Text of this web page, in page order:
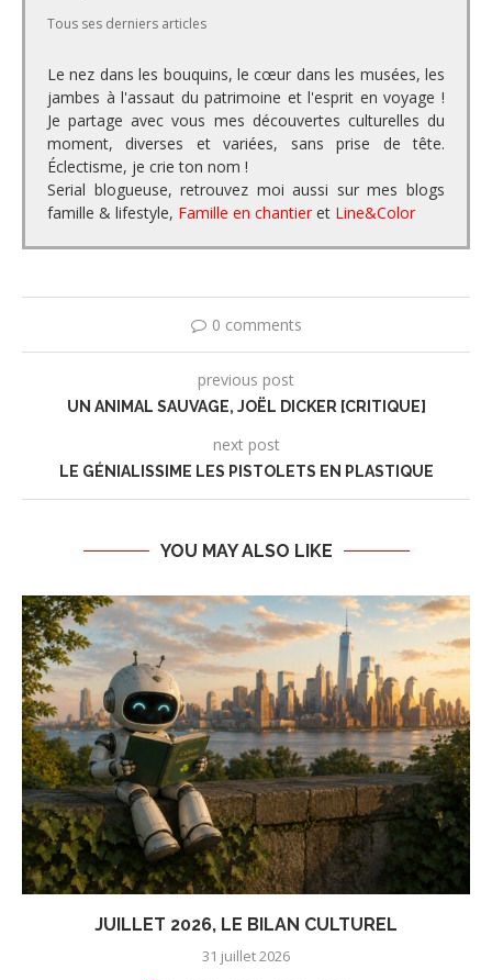
Tous ses derniers articles
Le nez dans les bouquins, le cœur dans les musées, les
jambes à l'assaut du patrimoine et l'esprit en voyage !
Je partage avec vous mes découvertes culturelles du
moment, diverses et variées, sans prise de tête.
Éclectisme, je crie ton nom !
Serial blogueuse, retrouvez moi aussi sur mes blogs
famille & lifestyle, Famille en chantier et Line&Color
0 comments
previous post
UN ANIMAL SAUVAGE, JOËL DICKER [CRITIQUE]
next post
LE GÉNIALISSIME LES PISTOLETS EN PLASTIQUE
YOU MAY ALSO LIKE
JUILLET 2026, LE BILAN CULTUREL
31 juillet 2026